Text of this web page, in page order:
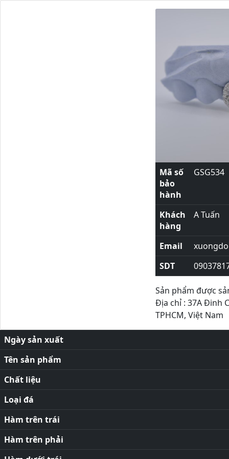
Mã số
bảo
hành
GSG534
Khách
hàng
A Tuấn
Email
SDT
Sản phẩm được
Địa chỉ : 37A Đinh
TPHCM, Việt Nam
Ngày sản xuất
Tên sản phẩm
Chất liệu
Loại đá
Hàm trên trái
Hàm trên phải